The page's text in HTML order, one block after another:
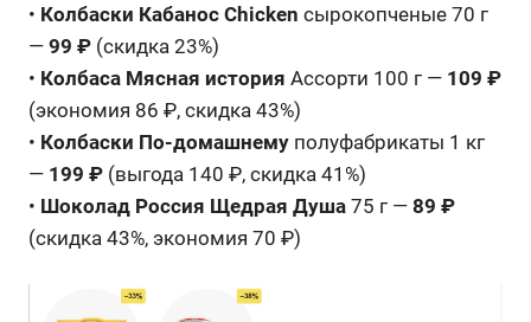
• Колбаски Кабанос Chicken сырокопченые 70 г
— 99 ₽ (скидка 23%)
• Колбаса Мясная история Ассорти 100 г — 109 ₽
(экономия 86 ₽, скидка 43%)
• Колбаски По-домашнему полуфабрикаты 1 кг
— 199 ₽ (выгода 140 ₽, скидка 41%)
• Шоколад Россия Щедрая Душа 75 г — 89 ₽
(скидка 43%, экономия 70 ₽)